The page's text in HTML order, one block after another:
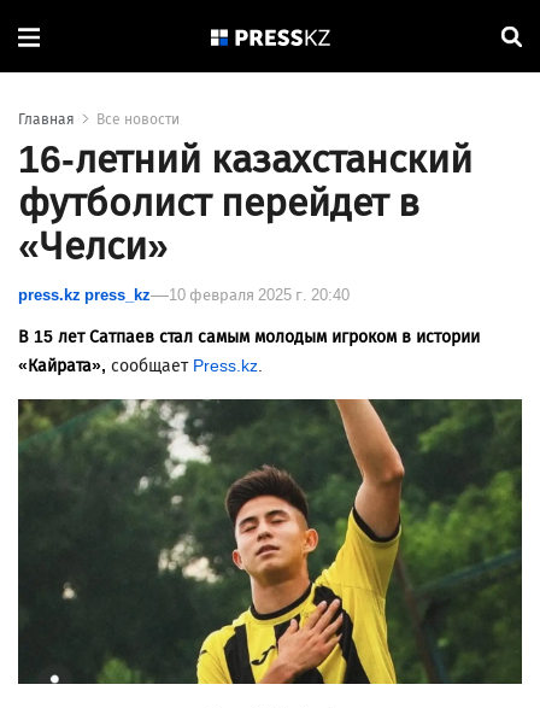
Главная Все новости
16-летний казахстанский
футболист перейдет в
«Челси»
press.kz press_kz 10 февраля 2025 г. 20:40
В 15 лет Сатпаев стал самым молодым игроком в истории
«Кайрата», сообщает Press.kz.